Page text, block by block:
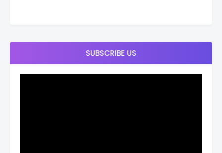
SUBSCRIBE US